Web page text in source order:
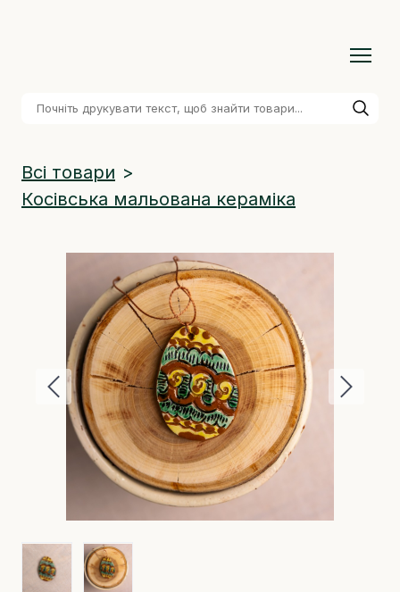
Всі товари
Косівська мальована кераміка